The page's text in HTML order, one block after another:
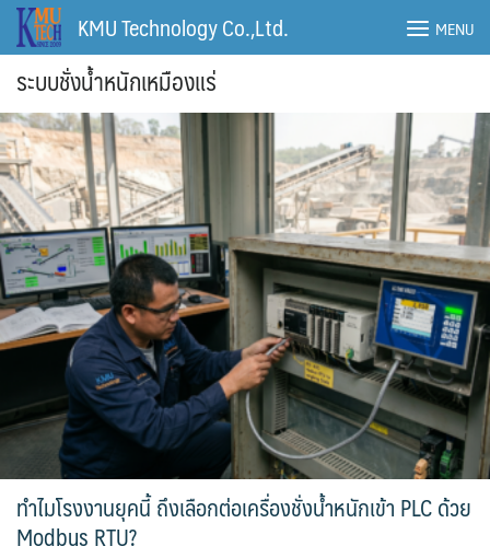
Skip
KMU Technology Co.,Ltd. MENU
ระบบชั่งน้ำหนักเหมืองแร่
ทำไมโรงงานยุคนี้ ถึงเลือกต่อเครื่องชั่งน้ำหนักเข้า PLC ด้วย
Modbus RTU?